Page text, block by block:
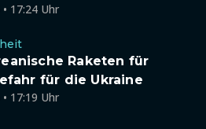
17:24 Uhr
Raketen für
für die Ukraine
17:19 Uhr